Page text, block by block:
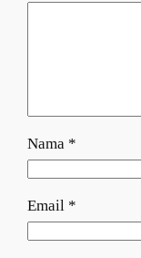
Nama *
Email *